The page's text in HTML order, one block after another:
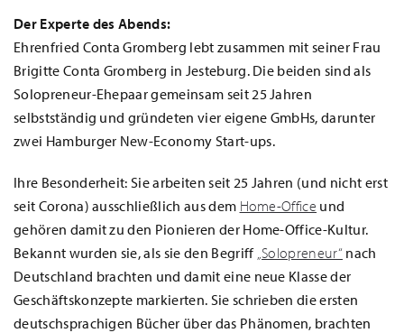
Der Experte des Abends:
Ehrenfried Conta Gromberg lebt zusammen mit seiner Frau
Brigitte Conta Gromberg in Jesteburg. Die beiden sind als
Solopreneur-Ehepaar gemeinsam seit 25 Jahren
selbstständig und gründeten vier eigene GmbHs, darunter
zwei Hamburger New-Economy Start-ups.
Ihre Besonderheit: Sie arbeiten seit 25 Jahren (und nicht erst
seit Corona) ausschließlich aus dem Home-Office und
gehören damit zu den Pionieren der Home-Office-Kultur.
Bekannt wurden sie, als sie den Begriff „Solopreneur“ nach
Deutschland brachten und damit eine neue Klasse der
Geschäftskonzepte markierten. Sie schrieben die ersten
deutschsprachigen Bücher über das Phänomen, brachten